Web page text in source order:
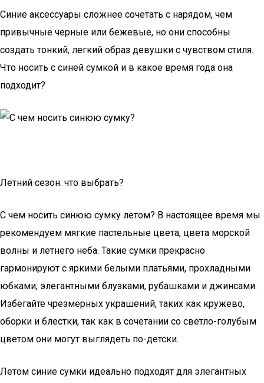
Синие аксессуары сложнее сочетать с нарядом, чем
привычные черные или бежевые, но они способны
создать тонкий, легкий образ девушки с чувством стиля.
Что носить с синей сумкой и в какое время года она
подходит?
Летний сезон: что выбрать?
С чем носить синюю сумку летом? В настоящее время мы
рекомендуем мягкие пастельные цвета, цвета морской
волны и летнего неба. Такие сумки прекрасно
гармонируют с яркими белыми платьями, прохладными
юбками, элегантными блузками, рубашками и джинсами.
Избегайте чрезмерных украшений, таких как кружево,
оборки и блестки, так как в сочетании со светло-голубым
цветом они могут выглядеть по-детски.
Летом синие сумки идеально подходят для элегантных